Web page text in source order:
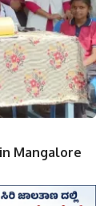
Mangalore